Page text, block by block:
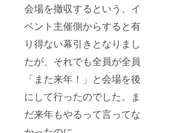
会場を撤収するという、イ
ベント主催側からすると有
り得ない幕引きとなりまし
たが、それでも全員が全員
「また来年！」と会場を後
にして行ったのでした。ま
だ来年もやるって言ってな